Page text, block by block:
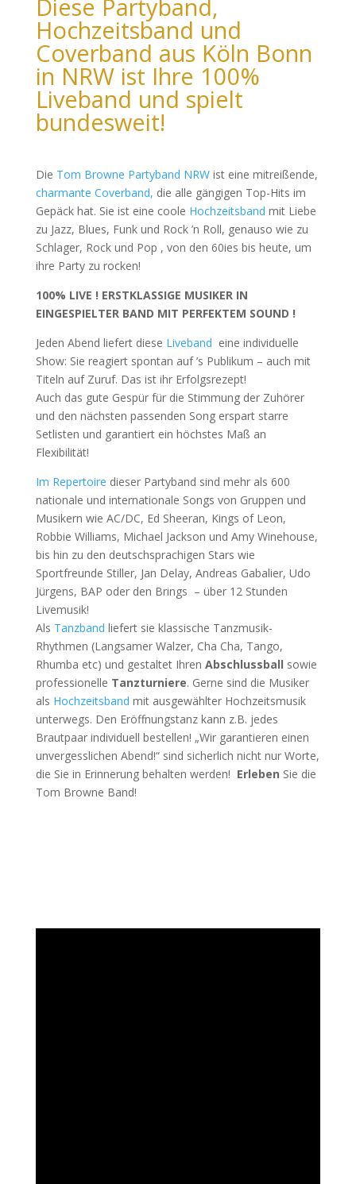
Diese Partyband,
Hochzeitsband und
Coverband aus Köln Bonn
in NRW ist Ihre 100%
Liveband und spielt
bundesweit!
Die Tom Browne Partyband NRWist eine mitreißende,
charmante Coverband, die alle gängigen Top-Hits im
Gepäck hat. Sie ist eine coole Hochzeitsband mit Liebe
zu Jazz, Blues, Funk und Rock ’n Roll, genauso wie zu
Schlager, Rock und Pop , von den 60ies bis heute, um
ihre Party zu rocken!
100% LIVE ! ERSTKLASSIGE MUSIKER IN
EINGESPIELTER BAND MIT PERFEKTEM SOUND !
Jeden Abend liefert diese Liveband eine individuelle
Show: Sie reagiert spontan auf ’s Publikum – auch mit
Titeln auf Zuruf. Das ist ihr Erfolgsrezept!
Auch das gute Gespür für die Stimmung der Zuhörer
und den nächsten passenden Song erspart starre
Setlisten und garantiert ein höchstes Maß an
Flexibilität!
Im Repertoire dieser Partyband sind mehr als 600
nationale und internationale Songs von Gruppen und
Musikern wie AC/DC, Ed Sheeran, Kings of Leon,
Robbie Williams, Michael Jackson und Amy Winehouse,
bis hin zu den deutschsprachigen Stars wie
Sportfreunde Stiller, Jan Delay, Andreas Gabalier, Udo
Jürgens, BAP oder den Brings – über 12 Stunden
Livemusik!
Als Tanzband liefert sie klassische Tanzmusik-
Rhythmen (Langsamer Walzer, Cha Cha, Tango,
Rhumba etc) und gestaltet Ihren Abschlussball sowie
professionelle Tanzturniere. Gerne sind die Musiker
als Hochzeitsband mit ausgewählter Hochzeitsmusik
unterwegs. Den Eröffnungstanz kann z.B. jedes
Brautpaar individuell bestellen! „Wir garantieren einen
unvergesslichen Abend!“ sind sicherlich nicht nur Worte,
die Sie in Erinnerung behalten werden! Erleben Sie die
Tom Browne Band!